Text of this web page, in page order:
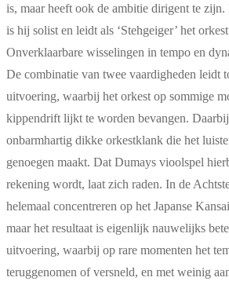
is, maar heeft ook de ambitie dirigent te
is hij solist en leidt als ‘Stehgeiger’ het
Onverklaarbare wisselingen in tempo en
De combinatie van twee vaardigheden leidt
uitvoering, waarbij het orkest op sommige
kippendrift lijkt te worden bevangen.
onbarmhartig dikke orkestklank die het
genoegen maakt. Dat Dumays vioolspel
rekening wordt, laat zich raden. In de
helemaal concentreren op het Japanse
maar het resultaat is eigenlijk nauwelijks
uitvoering, waarbij op rare momenten het
teruggenomen of versneld, en met weinig